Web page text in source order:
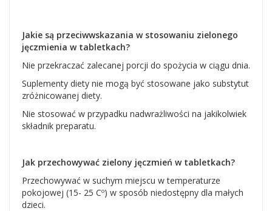
Jakie są przeciwwskazania w stosowaniu zielonego
jęczmienia w tabletkach?
Nie przekraczać zalecanej porcji do spożycia w ciągu dnia.
Suplementy diety nie mogą być stosowane jako substytut
zróżnicowanej diety.
Nie stosować w przypadku nadwrażliwości na jakikolwiek
składnik preparatu.
Jak przechowywać zielony jęczmień w tabletkach?
Przechowywać w suchym miejscu w temperaturze
pokojowej (15- 25 Cº) w sposób niedostępny dla małych
dzieci.